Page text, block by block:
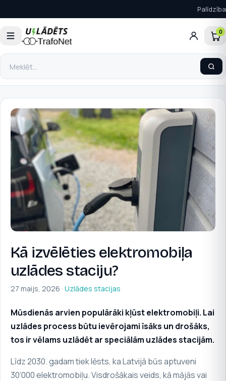
Palīdzība
0
Kā izvēlēties elektromobiļa
uzlādes staciju?
27 maijs, 2026 · Uzlādes stacijas
Mūsdienās arvien populārāki kļūst elektromobiļi. Lai
uzlādes process būtu ievērojami īsāks un drošāks,
tos ir vēlams uzlādēt ar speciālām uzlādes stacijām.
Līdz 2030. gadam tiek lēsts, ka Latvijā būsaptuveni
30’000 elektromobiļu. Visdrošākais veids, kā mājās vai